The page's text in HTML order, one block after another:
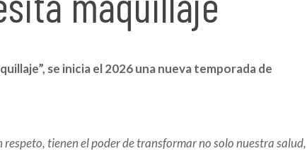
se inicia el 2026 una nueva temporada de
respeto, tienen el poder de transformar no solo nuestra salud,